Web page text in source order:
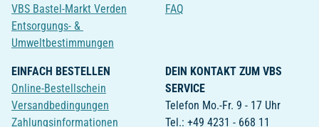
VBS Bastel-Markt Verden
Entsorgungs- &
Umweltbestimmungen
FAQ
EINFACH BESTELLEN
Online-Bestellschein
Versandbedingungen
Zahlungsinformationen
DEIN KONTAKT ZUM VBS
SERVICE
Telefon Mo.-Fr. 9 - 17 Uhr
Tel.: +49 4231 - 668 11